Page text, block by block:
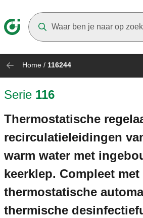
Home / 116244
Serie 116
Thermostatische
recirculatieleidingen
warm water met
keerklep. Compleet met
thermostatische
thermische